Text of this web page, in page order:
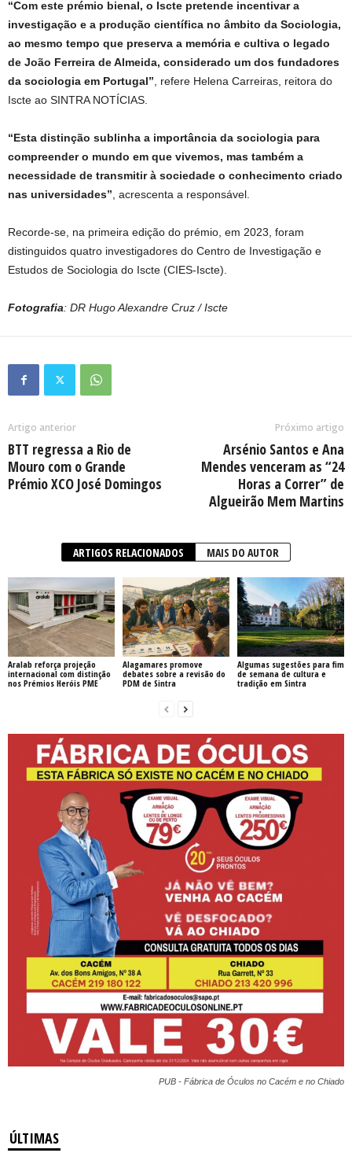
“Com este prémio bienal, o Iscte pretende incentivar a
investigação e a produção científica no âmbito da Sociologia,
ao mesmo tempo que preserva a memória e cultiva o legado
de João Ferreira de Almeida, considerado um dos fundadores
da sociologia em Portugal” , refere Helena Carreiras, reitora do
Iscte ao SINTRA NOTÍCIAS.
“Esta distinção sublinha a importância da sociologia para
compreender o mundo em que vivemos, mas também a
necessidade de transmitir à sociedade o conhecimento criado
nas universidades” , acrescenta a responsável.
Recorde-se, na primeira edição do prémio, em 2023, foram
distinguidos quatro investigadores do Centro de Investigação e
Estudos de Sociologia do Iscte (CIES-Iscte).
Fotografia: DR Hugo Alexandre Cruz / Iscte
Artigo anterior
BTT regressa a Rio de
Mouro com o Grande
Prémio XCO José Domingos
Próximo artigo
Arsénio Santos e Ana
Mendes venceram as “24
Horas a Correr” de
Algueirão Mem Martins
ARTIGOS RELACIONADOS MAIS DO AUTOR
Aralab reforça projeção
internacional com distinção
nos Prémios Heróis PME
Alagamares promove
debates sobre a revisão do
PDM de Sintra
Algumas sugestões para fim
de semana de cultura e
tradição em Sintra
PUB - Fábrica de Óculos no Cacém e no Chiado
ÚLTIMAS